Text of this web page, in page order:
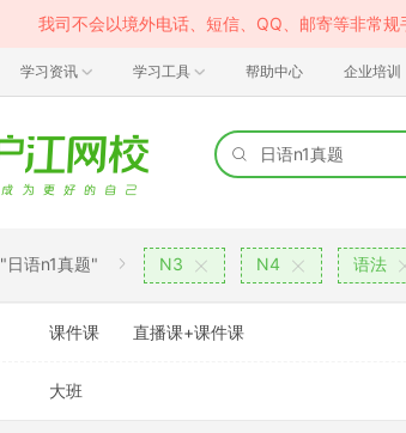
我司不会以境外电话、短信、QQ、邮寄等非常
学习资讯 学习工具 帮助中心 企业培训
"日语n1真题" N3 N4 语法
课件课 直播课+课件课
大班